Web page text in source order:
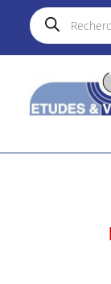
Recherche
de
produits